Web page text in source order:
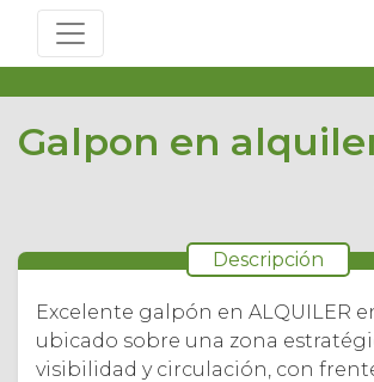
Galpon en
Descripción
Excelente galpón en ALQUILER
ubicado sobre una zona
visibilidad y circulación, con